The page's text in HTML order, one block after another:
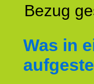
Bezug
Was in